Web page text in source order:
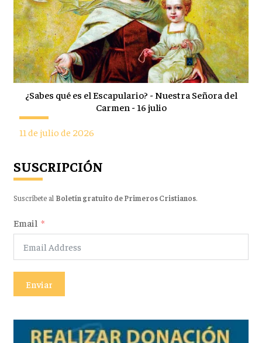
¿Sabes qué es el Escapulario? - Nuestra Señora del
Carmen - 16 julio
11 de julio de 2026
SUSCRIPCIÓN
Suscríbete al Boletín gratuito de Primeros Cristianos.
Email
Enviar